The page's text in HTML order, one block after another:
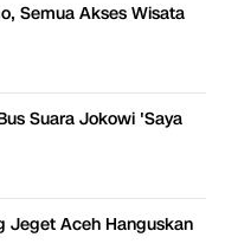
Semua Akses Wisata
Suara Jokowi 'Saya
Jeget Aceh Hanguskan